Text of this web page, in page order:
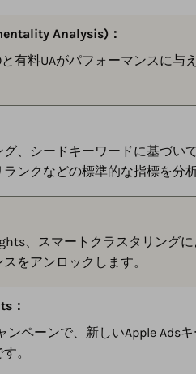
Analysis)：
有料UAがパフォーマンスに与
、シードキーワードに基づい
ンクなどの標準的な指標を分析
、スマートクラスタリング
をアンロックします。
：
ペーンで、新しいApple Ads
。